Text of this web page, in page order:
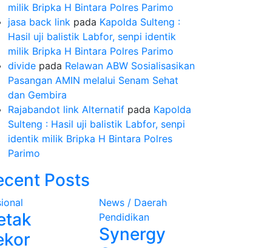
milik Bripka H Bintara Polres Parimo
jasa back link pada Kapolda Sulteng :
Hasil uji balistik Labfor, senpi identik
milik Bripka H Bintara Polres Parimo
divide pada Relawan ABW Sosialisasikan
Pasangan AMIN melalui Senam Sehat
dan Gembira
Rajabandot link Alternatif pada Kapolda
Sulteng : Hasil uji balistik Labfor, senpi
identik milik Bripka H Bintara Polres
Parimo
Posts
News / Daerah
Pendidikan
Synergy